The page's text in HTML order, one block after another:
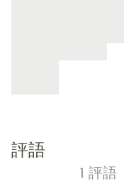
評語
1 評語